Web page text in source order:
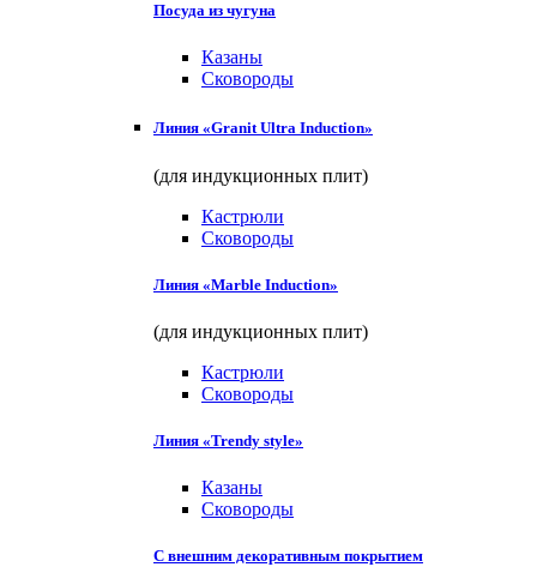
Посуда из чугуна
Казаны
Сковороды
Линия «Granit Ultra Induction»
(для индукционных плит)
Кастрюли
Сковороды
Линия «Marble Induction»
(для индукционных плит)
Кастрюли
Сковороды
Линия «Trendy style»
Казаны
Сковороды
С внешним декоративным покрытием